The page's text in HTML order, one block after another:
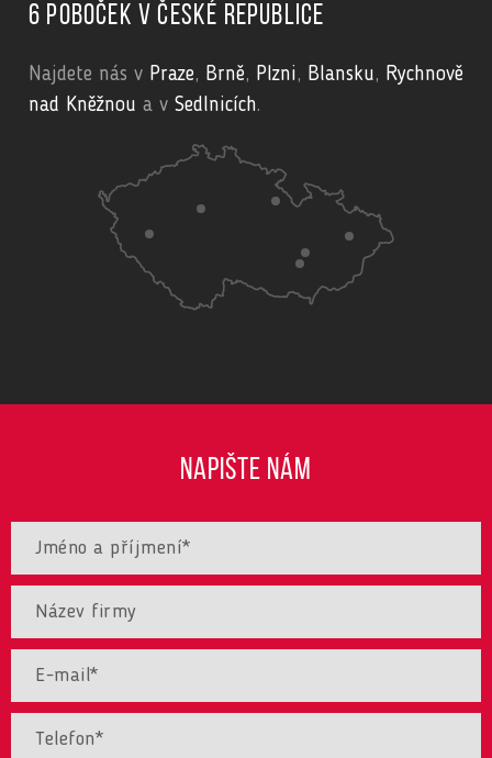
6 poboček v České republice
Najdete nás v Praze, Brně, Plzni, Blansku, Rychnově
nad Kněžnou a v Sedlnicích.
NAPIŠTE NÁM